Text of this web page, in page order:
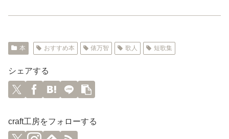
本 おすすめ本 俵万智 歌人 短歌集
シェアする
craft工房をフォローする